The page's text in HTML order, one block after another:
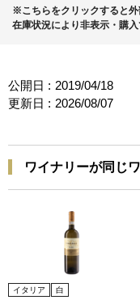
※こちらをクリックすると外
在庫状況により非表示・購
公開日 : 2019/04/18
更新日 : 2026/08/07
ワイナリーが同じ
イタリア 白